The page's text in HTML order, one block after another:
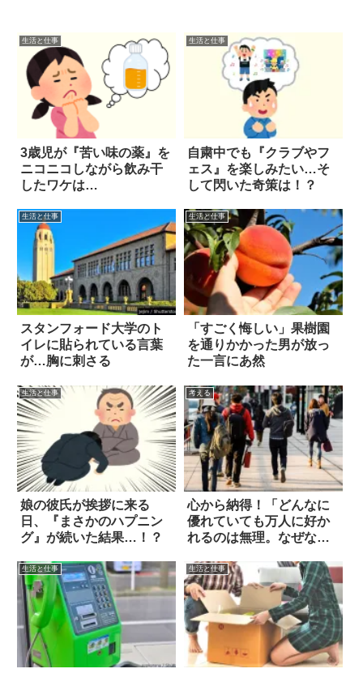
生活と仕事
3歳児が『苦い味の薬』を
ニコニコしながら飲み干
したワケは…
生活と仕事
自粛中でも『クラブやフ
ェス』を楽しみたい…そ
して閃いた奇策は！？
生活と仕事
スタンフォード大学のト
イレに貼られている言葉
が…胸に刺さる
生活と仕事
「すごく悔しい」果樹園
を通りかかった男が放っ
た一言にあ然
生活と仕事
娘の彼氏が挨拶に来る
日、『まさかのハプニン
グ』が続いた結果…！？
考える
心から納得！「どんなに
優れていても万人に好か
れるのは無理。なぜな
生活と仕事 生活と仕事